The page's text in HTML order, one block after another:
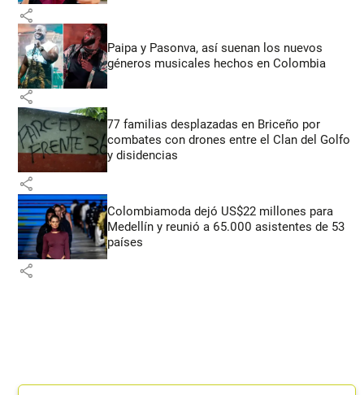
share
Paipa y Pasonva, así suenan los nuevos
géneros musicales hechos en Colombia
share
77 familias desplazadas en Briceño por
combates con drones entre el Clan del Golfo
y disidencias
share
Colombiamoda dejó US$22 millones para
Medellín y reunió a 65.000 asistentes de 53
países
share